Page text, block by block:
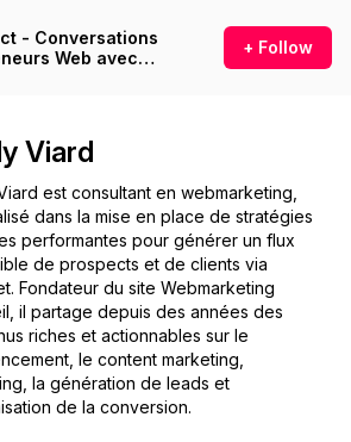
- Conversations
Web avec
+ Follow
Viard
est consultant en webmarketing,
dans la mise en place de stratégies
performantes pour générer un flux
de prospects et de clients via
Fondateur du site Webmarketing
il partage depuis des années des
riches et actionnables sur le
le content marketing,
la génération de leads et
de la conversion.